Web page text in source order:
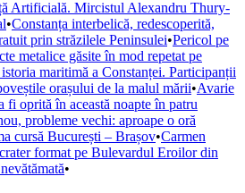
Artificială. Mircistul Alexandru Thury-
•Constanța interbelică, redescoperită,
prin străzilele Peninsulei•Pericol pe
metalice găsite în mod repetat pe
maritimă a Constanței. Participanții
orașului de la malul mării•Avarie
oprită în această noapte în patru
probleme vechi: aproape o oră
cursă București – Brașov•Carmen
format pe Bulevardul Eroilor din
•